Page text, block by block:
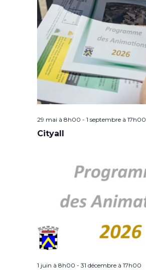
29 mai à 8h00 - 1 septembre à 17h00
Cityall
1 juin à 8h00 - 31 décembre à 17h00